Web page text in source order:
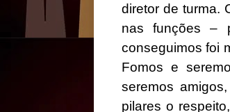
diretor de turma.
nas funções –
conseguimos foi
Fomos e
seremos
pilares o